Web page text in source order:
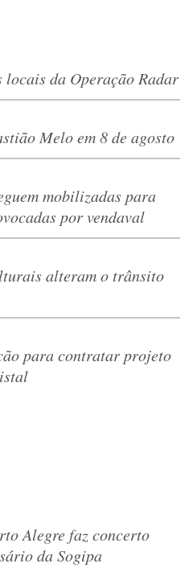
da Operação Radar
Melo em 8 de agosto
mobilizadas para
por vendaval
alteram o trânsito
para contratar projeto
Alegre faz concerto
da Sogipa